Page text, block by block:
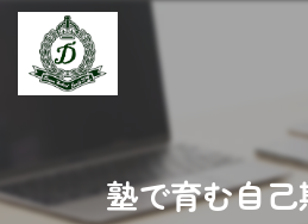
塾で育む自